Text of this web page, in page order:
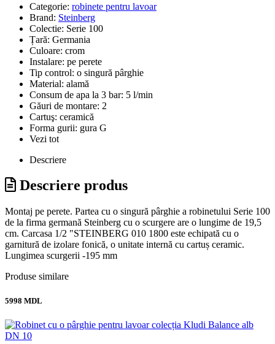
Categorie: robinete pentru lavoar
Brand: Steinberg
Colectie: Serie 100
Țară: Germania
Culoare: crom
Instalare: pe perete
Tip control: o singură pârghie
Material: alamă
Consum de apa la 3 bar: 5 l/min
Găuri de montare: 2
Cartuş: ceramică
Forma gurii: gura G
Vezi tot
Descriere
Descriere produs
Montaj pe perete. Partea cu o singură pârghie a robinetului Serie 100
de la firma germană Steinberg cu o scurgere are o lungime de 19,5
cm. Carcasa 1/2 "STEINBERG 010 1800 este echipată cu o
garnitură de izolare fonică, o unitate internă cu cartuș ceramic.
Lungimea scurgerii -195 mm
Produse similare
5998 MDL